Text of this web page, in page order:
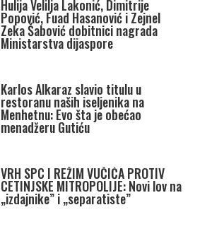
Hulija Velilja Lakonić, Dimitrije
Popović, Fuad Hasanović i Zejnel
Zeka Šabović dobitnici nagrada
Ministarstva dijaspore
Karlos Alkaraz slavio titulu u
restoranu naših iseljenika na
Menhetnu: Evo šta je obećao
menadžeru Gutiću
VRH SPC I REŽIM VUČIĆA PROTIV
CETINJSKE MITROPOLIJE: Novi lov na
„izdajnike” i „separatiste”